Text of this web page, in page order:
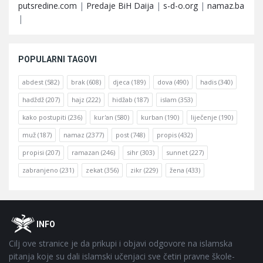
putsredine.com | Predaje BiH Daija | s-d-o.org | namaz.ba
|
POPULARNI TAGOVI
abdest (582) brak (608) djeca (189) dova (490) hadis (340)
hadždž (207) hajz (222) hidžab (187) islam (353)
kako postupiti (236) kur'an (580) kurban (190) liječenje (190)
muž (187) namaz (2377) post (748) propis (432)
propisi (207) ramazan (246) sihr (303) sunnet (227)
zabranjeno (231) zekat (356) zikr (229) žena (433)
FooterOINFO
Cilj ove stranice je da prikupi i objavi odgovore na islamska
pitanja koje su dali islamski učenjaci sve četiri pravne škole-